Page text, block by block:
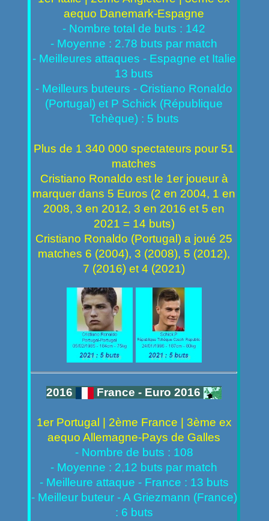
aequo Danemark-Espagne
- Nombre total de buts : 142
- Moyenne : 2.78 buts par match
- Meilleures attaques - Espagne et Italie
13 buts
- Meilleurs buteurs - Cristiano Ronaldo
(Portugal) et P Schick (République
Tchèque) : 5 buts
Plus de 1 340 000 spectateurs pour 51
matches
Cristiano Ronaldo est le 1er joueur à
marquer dans 5 Euros (2 en 2004, 1 en
2008, 3 en 2012, 3 en 2016 et 5 en
2021 = 14 buts)
Cristiano Ronaldo (Portugal) a joué 25
matches 6 (2004), 3 (2008), 5 (2012),
7 (2016) et 4 (2021)
2016 France - Euro 2016
1er Portugal | 2ème France | 3ème ex
aequo Allemagne-Pays de Galles
- Nombre de buts : 108
- Moyenne : 2,12 buts par match
- Meilleure attaque - France : 13 buts
- Meilleur buteur - A Griezmann (France)
: 6 buts